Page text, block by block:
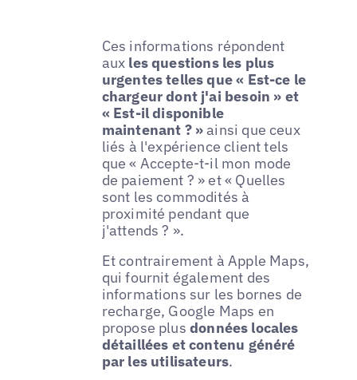
Ces informations répondent
aux les questions les plus
urgentes telles que « Est-ce le
chargeur dont j'ai besoin » et
« Est-il disponible
maintenant ? »ainsi que ceux
liés à l'expérience client tels
que « Accepte-t-il mon mode
de paiement ? » et « Quelles
sont les commodités à
proximité pendant que
j'attends ? ».
Et contrairement à Apple Maps,
qui fournit également des
informations sur les bornes de
recharge, Google Maps en
propose plus données locales
détaillées et contenu généré
par les utilisateurs.